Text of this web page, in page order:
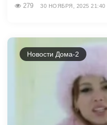
279 30 НОЯБРЯ, 2025 21:40
Новости Дома-2